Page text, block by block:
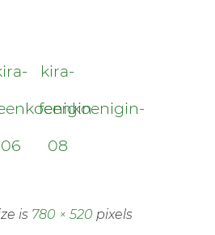
06
kira-
feenkoenigin-
08
is 780 × 520 pixels